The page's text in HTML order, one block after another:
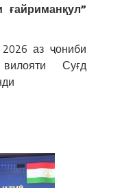
аз ҷониби
Суғд